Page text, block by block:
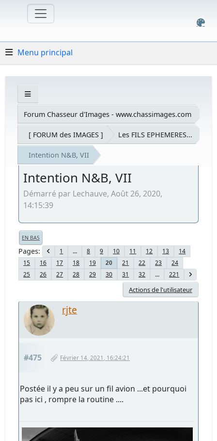
Menu principal
Forum Chasseur d'Images - www.chassimages.com
[ FORUM des IMAGES ] Les FILS EPHEMERES...
Intention N&B, VII
Intention N&B, VII
Démarré par Lechauve, Août 26, 2020,
14:15:39
EN BAS
Pages 1 ... 8 9 10 11 12 13
14
15
16 17 18 19 20 21 22 23
24
25
26 27 28 29 30 31 32 ... 221
Actions de l'utilisateur
rjte
#475 Février 14, 2021, 16:24:21
Postée il y a peu sur un fil avion ...et pourquoi
pas ici , rompre la routine ....